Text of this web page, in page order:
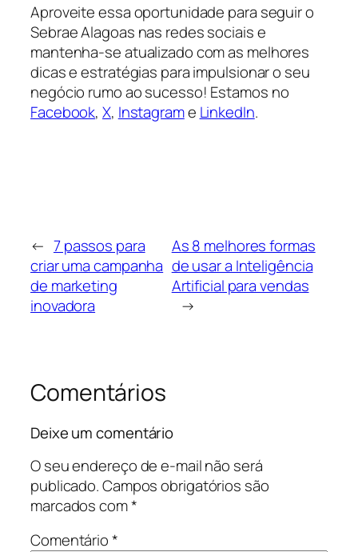
Aproveite essa oportunidade para seguir o
Sebrae Alagoas nas redes sociais e
mantenha-se atualizado com as melhores
dicas e estratégias para impulsionar o seu
negócio rumo ao sucesso! Estamos no
Facebook,X, Instagrame LinkedIn.
← 7 passos para
criar uma campanha
de marketing
inovadora
As 8 melhores formas
de usar a Inteligência
Artificial para vendas
→
Comentários
Deixe um comentário
O seu endereço de e-mail não será
publicado.Campos obrigatórios são
marcados com*
Comentário*